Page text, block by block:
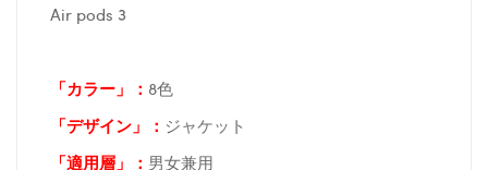
Air pods 3
「カラー」： 8色
「デザイン」
： ジャケット
「適用層」： 男女兼用